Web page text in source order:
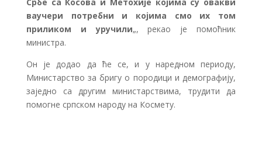
ваучери потребни и којима смо их том
приликом и уручили„, рекао је помоћник
министра.
Он је додао да ће се, и у наредном периоду,
Министарство за бригу о породици и демографију,
заједно са другим министарствима, трудити да
помогне српском народу на Космету.